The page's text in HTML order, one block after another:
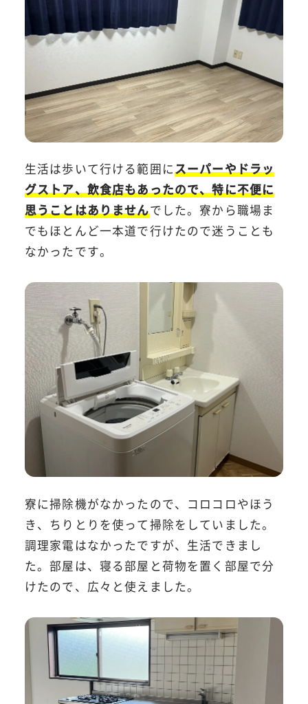
生活は歩いて行ける範囲にスーパーやドラッ
グストア、飲食店もあったので、特に不便に
思うことはありませんでした。寮から職場ま
でもほとんど一本道で行けたので迷うことも
なかったです。
寮に掃除機がなかったので、コロコロやほう
き、ちりとりを使って掃除をしていました。
調理家電はなかったですが、生活できまし
た。部屋は、寝る部屋と荷物を置く部屋で分
けたので、広々と使えました。